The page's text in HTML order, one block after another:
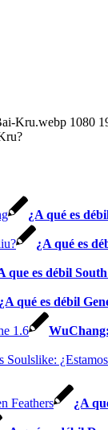
Kru.webp 1080
¿A qué es
¿A qué es
que es débil
¿A qué es débil
¿A